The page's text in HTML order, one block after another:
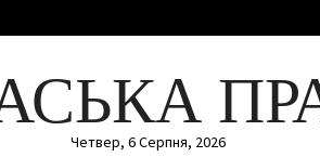
Четвер, 6 Серпня, 2026